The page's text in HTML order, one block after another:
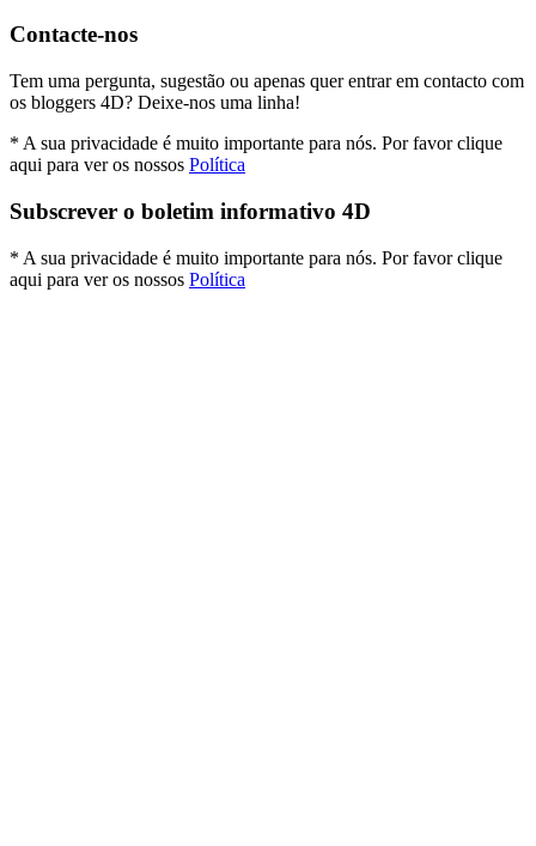
Contacte-nos
Tem uma pergunta, sugestão ou apenas quer entrar em contacto com
os bloggers 4D? Deixe-nos uma linha!
* A sua privacidade é muito importante para nós. Por favor clique
aqui para ver os nossos Política
Subscrever o boletim informativo 4D
* A sua privacidade é muito importante para nós. Por favor clique
aqui para ver os nossos Política